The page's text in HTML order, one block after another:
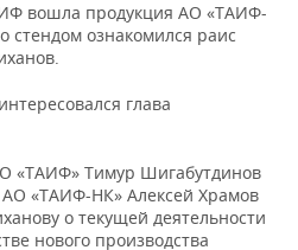
вошла продукция АО «ТАИФ-
ознакомился раис
глава
«ТАИФ» Тимур Шигабутдинов
«ТАИФ-НК» Алексей Храмов
о текущей деятельности
нового производства